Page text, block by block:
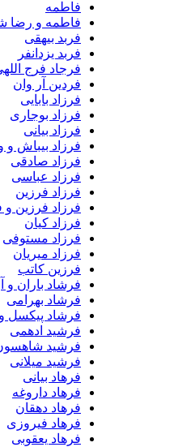
فاطمه و رضا شیری
فربد بیهقی
فربد یزدانفر
فرجاد فرج اللهی
فردین آر وان
فرزاد بابایی
فرزاد بوجاری
فرزاد بیانی
فرزاد بیباش و وحید تتورا
فرزاد صادقی
فرزاد عباسی
فرزاد فرزین
فرزاد فرزین و فریدون
فرزاد کیان
فرزاد مستوفی
فرزاد میریان
فرزین کاتب
فرشاد باران و آراد
فرشاد بهرامی
فرشاد پیکسل و نیما اهورا
فرشید ادهمی
فرشید شاهسون
فرشید میلانی
فرهاد بیانی
فرهاد داروغه
فرهاد دهقان
فرهاد فیروزی
فرهاد یعقوبی